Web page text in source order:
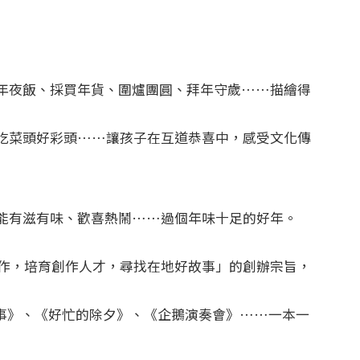
夜飯、採買年貨、圍爐團圓、拜年守歲……描繪得
菜頭好彩頭……讓孩子在互道恭喜中，感受文化傳
有滋有味、歡喜熱鬧……過個年味十足的好年。
培育創作人才，尋找在地好故事」的創辦宗旨，
》、《好忙的除夕》、《企鵝演奏會》……一本一